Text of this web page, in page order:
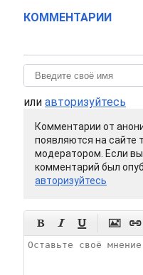
КОММЕНТАРИИ
или авторизуйтесь
Комментарии от
появляются на сайте
модератором. Если
комментарий был
авторизуйтесь
    